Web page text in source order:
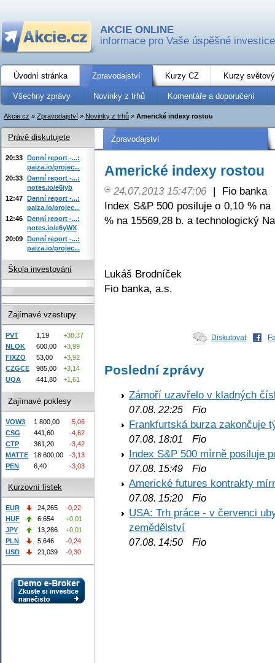
AKCIE ONLINE
informace pro Vaše úspěšné investice
Úvodní stránka Zpravodajství Kurzy CZ Kurzy
Všechny zprávy Novinky z trhů Komentáře a doporučení
Akcie.cz » Zpravodajství » Novinky z trhů » Americké indexy rostou
Zpravodajství
Americké indexy rostou
24.07.2013 15:47:06 |
Fio banka
Index S&P 500 posiluje o 0,10 %
% na 15569,28 b. a technologický
Lukáš Brodníček
Fio banka, a.s.
Diskutovat
Poslední zprávy
Zámoří uzavřelo v kladných
07.08. 22:25 Fio
Frankfurtská burza zakončuje
07.08. 18:01
Fio
Index S&P 500 mírně posiluje
07.08. 15:49 Fio
Americké futures kontrakty
07.08. 15:20 Fio
USA: Trh práce - v červenci
zemědělství
07.08. 14:50 Fio
Právě diskutujete
20:33 Denní report -...:
paiza.io/projec...
20:33 Denní report -...:
notes.io/e6iyb
12:47 Denní report -...:
paiza.io/projec...
12:46 Denní report -...:
notes.io/e6yWX
20:09 Denní report -...:
paiza.io/projec...
Škola investování
Zajímavé vzestupy
PVT 1,19
+38,37
NLOK
600,00
+3,99
FIXZO
53,00
+3,92
CZGCE
985,00
+3,14
UQA
441,80 +1,61
Zajímavé poklesy
VOW3 1 800,00
-5,06
CSG
441,60
-4,62
CTP
361,20
-3,42
MATTE
18 600,00
-3,13
PEN
6,40 -3,03
Kurzovní lístek
EUR 24,265
-0,22
HUF
6,654
+0,01
JPY
13,286
+0,01
PLN
5,646
-0,24
USD
21,039 -0,30